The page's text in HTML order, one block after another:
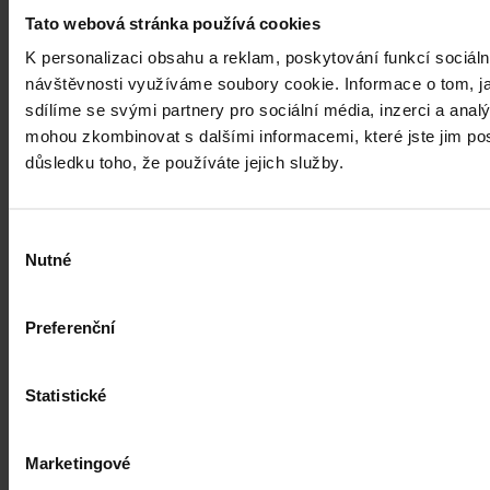
Tato webová stránka používá cookies
K personalizaci obsahu a reklam, poskytování funkcí
návštěvnosti využíváme soubory cookie. Informace o tom,
sdílíme se svými partnery pro sociální média, inzerci a
mohou zkombinovat s dalšími informacemi, které jste jim
důsledku toho, že používáte jejich služby.
souhlasu
Nutné
Preferenční
Statistické
Marketingové
Zákon č. 264/2025 Sb., o kybernetické bezpečnosti (ZoKB), který
do českého práva přenáší evropskou směrnici NIS2, nabyl účinnosti
1. listopadu 2025. Pro veřejnost i pro řadu firem jde stále o právní
úpravu „někde na okraji”. Čísla ale ukazují něco jiného: nový zákon
zasáhne řádově patnáctkrát více subjektů než předchozí úprava a
mnohé z nich zatím nevědí, že mezi ně patří.
Jernej Domanjko • 5. srpna 2026, 07:13